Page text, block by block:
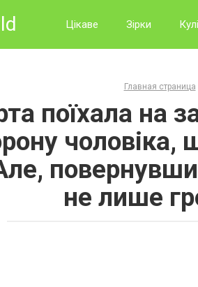
Цікаве Зірки
Главная страница
поїхала на
чоловіка,
не лише